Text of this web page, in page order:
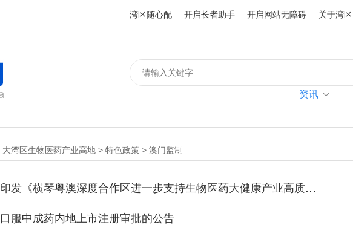
湾区随心配 开启长者助手 开启网站无障碍 关于湾区
资讯
大湾区生物医药产业高地 > 特色政策 > 澳门监制
横琴粤澳深度合作区执行委员会关于印发《横琴粤澳深度合作区进一步支持生物医药大健康产业高质量发展的若干措施》的通知
服中成药内地上市注册审批的公告